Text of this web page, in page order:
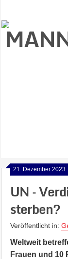
21. Dezember 2023
UN –
sterben?
Veröffentlicht in:
Weltweit
Frauen und 10